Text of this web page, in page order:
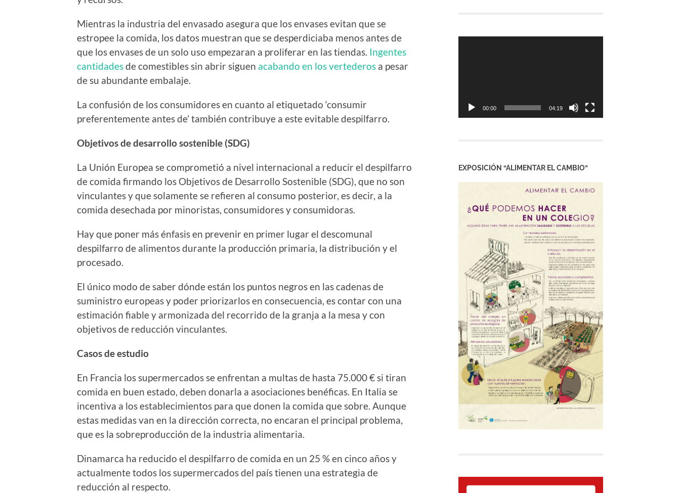
Mientras la industria del envasado asegura que los envases evitan que se
estropee la comida, los datos muestran que se desperdiciaba menos antes de
que los envases de un solo uso empezaran a proliferar en las tiendas. Ingentes
cantidadesde comestibles sin abrir siguen acabando en los vertederos a pesar
de su abundante embalaje.
La confusión de los consumidores en cuanto al etiquetado ‘consumir
preferentemente antes de’ también contribuye a este evitable despilfarro.
Objetivos de desarrollo sostenible (SDG)
La Unión Europea se comprometió a nivel internacional a reducir el despilfarro
de comida firmando los Objetivos de Desarrollo Sostenible (SDG), que no son
vinculantes y que solamente se refieren al consumo posterior, es decir, a la
comida desechada por minoristas, consumidores y consumidoras.
Hay que poner más énfasis en prevenir en primer lugar el descomunal
despilfarro de alimentos durante la producción primaria, la distribución y el
procesado.
El único modo de saber dónde están los puntos negros en las cadenas de
suministro europeas y poder priorizarlos en consecuencia, es contar con una
estimación fiable y armonizada del recorrido de la granja a la mesa y con
objetivos de reducción vinculantes.
Casos de estudio
En Francia los supermercados se enfrentan a multas de hasta 75.000 € si tiran
comida en buen estado, deben donarla a asociaciones benéficas. En Italia se
incentiva a los establecimientos para que donen la comida que sobre. Aunque
estas medidas van en la dirección correcta, no encaran el principal problema,
que es la sobreproducción de la industria alimentaria.
Dinamarca ha reducido el despilfarro de comida en un 25 % en cinco años y
actualmente todos los supermercados del país tienen una estrategia de
reducción al respecto.
00:00 04:19
EXPOSICIÓN “ALIMENTAR EL CAMBIO”